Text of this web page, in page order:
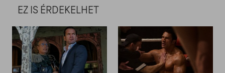
EZ IS ÉRDEKELHET